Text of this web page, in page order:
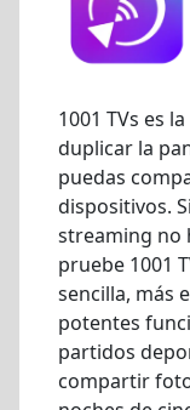
1001 TVs es
duplicar la
puedas
dispositivos.
streaming no
pruebe 1001
sencilla, más
potentes
partidos
compartir